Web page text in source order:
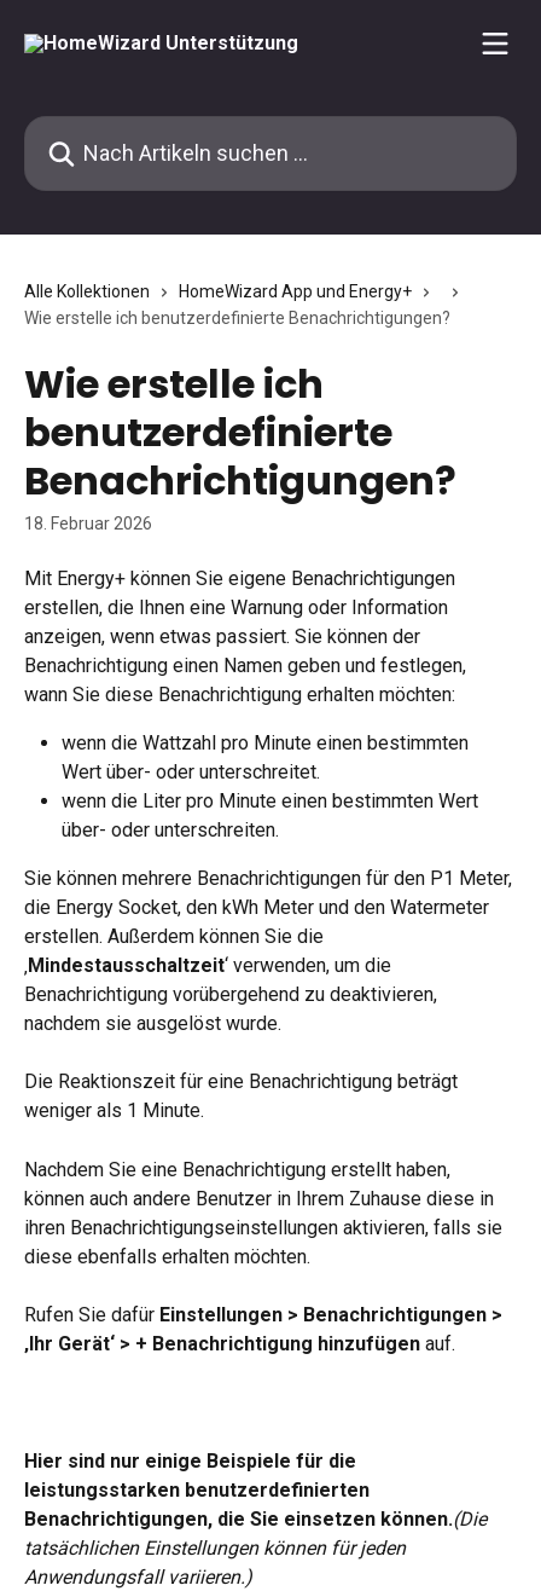
Nach Artikeln suchen …
Alle Kollektionen
HomeWizard App und Energy+
Wie erstelle ich benutzerdefinierte Benachrichtigungen?
Wie erstelle ich
benutzerdefinierte
Benachrichtigungen?
18. Februar 2026
Mit Energy+ können Sie eigene Benachrichtigungen
erstellen, die Ihnen eine Warnung oder Information
anzeigen, wenn etwas passiert. Sie können der
Benachrichtigung einen Namen geben und festlegen,
wann Sie diese Benachrichtigung erhalten möchten:
wenn die Wattzahl pro Minute einen bestimmten
Wert über- oder unterschreitet.
wenn die Liter pro Minute einen bestimmten Wert
über- oder unterschreiten.
Sie können mehrere Benachrichtigungen für den P1 Meter,
die Energy Socket, den kWh Meter und den Watermeter
erstellen. Außerdem können Sie die
‚Mindestausschaltzeit‘ verwenden, um die
Benachrichtigung vorübergehend zu deaktivieren,
nachdem sie ausgelöst wurde.
Die Reaktionszeit für eine Benachrichtigung beträgt
weniger als 1 Minute.
Nachdem Sie eine Benachrichtigung erstellt haben,
können auch andere Benutzer in Ihrem Zuhause diese in
ihren Benachrichtigungseinstellungen aktivieren, falls sie
diese ebenfalls erhalten möchten.
Rufen Sie dafür Einstellungen > Benachrichtigungen >
‚Ihr Gerät‘ > + Benachrichtigung hinzufügen auf.
Hier sind nur einige Beispiele für die
leistungsstarken benutzerdefinierten
Benachrichtigungen, die Sie einsetzen können.(Die
tatsächlichen Einstellungen können für jeden
Anwendungsfall variieren.)